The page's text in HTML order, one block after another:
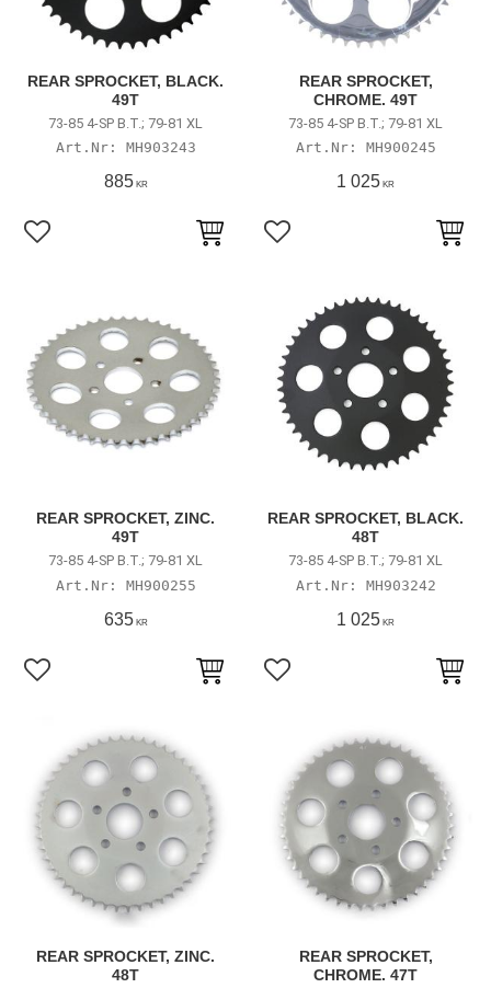
REAR SPROCKET, BLACK.
49T
73-85 4-SP B.T.; 79-81 XL
MH903243
885KR
Lägg till i favoriter
REAR SPROCKET,
CHROME. 49T
73-85 4-SP B.T.; 79-81 XL
MH900245
1 025 KR
Lägg till i favoriter
REAR SPROCKET, ZINC.
49T
73-85 4-SP B.T.; 79-81 XL
MH900255
635KR
Lägg till i favoriter
REAR SPROCKET, BLACK.
48T
73-85 4-SP B.T.; 79-81 XL
MH903242
1 025 KR
Lägg till i favoriter
REAR SPROCKET, ZINC.
48T
REAR SPROCKET,
CHROME. 47T